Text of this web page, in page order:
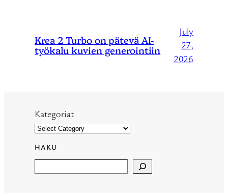
Krea 2 Turbo on pätevä AI-
työkalu kuvien generointiin
July
27,
2026
Kategoriat
HAKU